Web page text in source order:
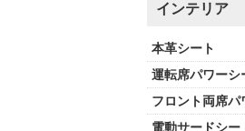
インテリア
本革シート
運転席パワーシ
フロント両席パ
電動サードシー